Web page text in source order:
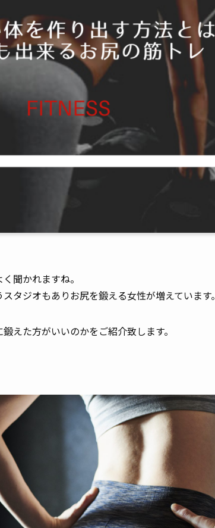
聞かれますね。
タジオもありお尻を鍛える女性が増えています。
えた方がいいのかをご紹介致します。